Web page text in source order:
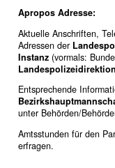
Apropos Adresse:
Aktuelle Anschriften,
Adressen der
Instanz(vormals:
Entsprechende
unter Behörden/
Amtsstunden für den
erfragen.